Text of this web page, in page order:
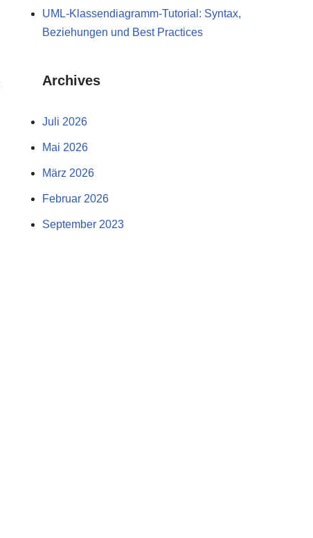
UML-Klassendiagramm-Tutorial: Syntax,
Beziehungen und Best Practices
Archives
Juli 2026
Mai 2026
März 2026
Februar 2026
September 2023